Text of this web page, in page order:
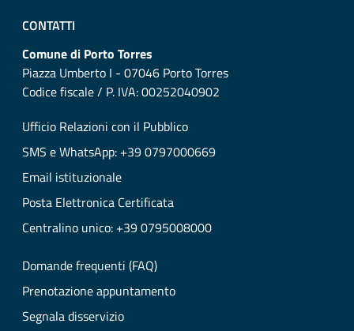
CONTATTI
Comune di Porto Torres
Piazza Umberto I - 07046 Porto Torres
Codice fiscale / P. IVA: 00252040902
Ufficio Relazioni con il Pubblico
SMS e WhatsApp: +39 0797000669
Email istituzionale
Posta Elettronica Certificata
Centralino unico: +39 0795008000
Domande frequenti (FAQ)
Prenotazione appuntamento
Segnala disservizio